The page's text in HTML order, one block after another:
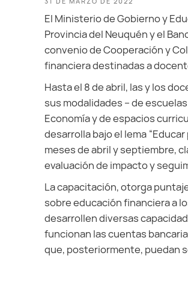
El Ministerio de Gobierno y
Provincia del Neuquén y el
convenio de Cooperación y
financiera destinadas a
Hasta el 8 de abril, las y los
sus modalidades – de
Economía y de espacios
desarrolla bajo el lema
meses de abril y septiembre,
evaluación de impacto y
La capacitación, otorga
sobre educación financiera a
desarrollen diversas
funcionan las cuentas
que, posteriormente, puedan